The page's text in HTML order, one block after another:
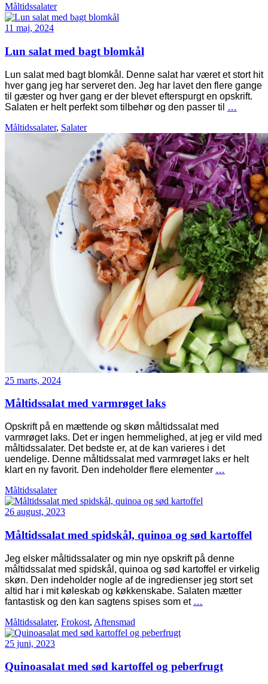
Måltidssalater
11 maj, 2024
Lun salat med bagt blomkål
Lun salat med bagt blomkål. Denne salat har været et stort hit
hver gang jeg har serveret den. Jeg har lavet den flere gange
til gæster og hver gang er der blevet efterspurgt en opskrift.
Salaten er helt perfekt som tilbehør og den passer til
…
Måltidssalater, Salater
25 marts, 2024
Måltidssalat med varmrøget laks
Opskrift på en mættende og skøn måltidssalat med
varmrøget laks. Det er ingen hemmelighed, at jeg er vild med
måltidssalater. Det bedste er, at de kan varieres i det
uendelige. Denne måltidssalat med varmrøget laks er helt
klart en ny favorit. Den indeholder flere elementer …
Måltidssalater
26 august, 2023
Måltidssalat med spidskål, quinoa og sød kartoffel
Jeg elsker måltidssalater og min nye opskrift på denne
måltidssalat med spidskål, quinoa og sød kartoffel er virkelig
skøn. Den indeholder nogle af de ingredienser jeg stort set
altid har i mit køleskab og køkkenskabe. Salaten mætter
fantastisk og den kan sagtens spises som et …
Måltidssalater, Frokost, Aftensmad
25 juni, 2023
Quinoasalat med sød kartoffel og peberfrugt